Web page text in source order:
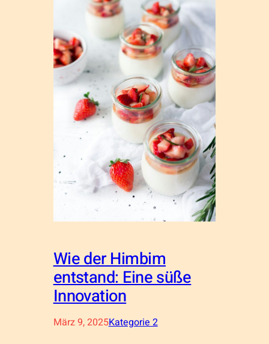
Wie der Himbim
entstand: Eine süße
Innovation
März 9, 2025Kategorie 2